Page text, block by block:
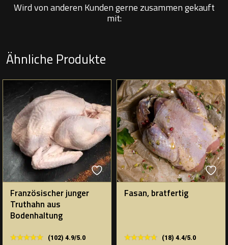
Wird von anderen Kunden gerne zusammen gekauft
mit:
Ähnliche Produkte
Französischer junger
Truthahn aus
Bodenhaltung
★★★★★
★★★★★ (102) 4.9/5.0
Fasan, bratfertig
★★★★★
★★★★★ (18) 4.4/5.0